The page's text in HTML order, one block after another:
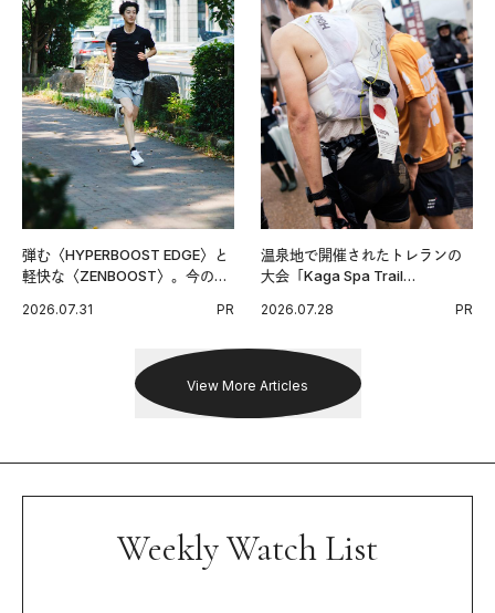
弾む〈HYPERBOOST EDGE〉と
軽快な〈ZENBOOST〉。今の時
出した新機軸。
2026.07.31 PR
温泉地で開催されたトレランの
大会「Kaga Spa Trail
戦を夢見るランナーたちの奮闘
2026.07.28 PR
View More Articles
Weekly Watch List